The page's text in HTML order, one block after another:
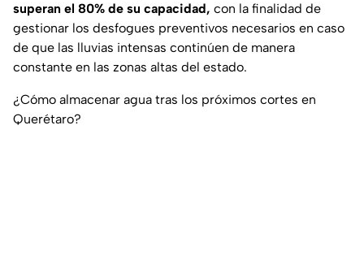
superan el 80% de su capacidad, con la finalidad de
gestionar los desfogues preventivos necesarios en caso
de que las lluvias intensas continúen de manera
constante en las zonas altas del estado.
¿Cómo almacenar agua tras los próximos cortes en
Querétaro?